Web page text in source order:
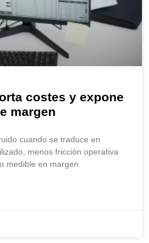
costes y expone
margen
cuando se traduce en
menos fricción operativa
medible en margen.